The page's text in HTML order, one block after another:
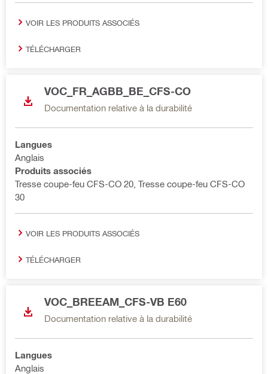
VOIR LES PRODUITS ASSOCIÉS
TÉLÉCHARGER
VOC_FR_AGBB_BE_CFS-CO
Documentation relative à la durabilité
Langues
Anglais
Produits associés
Tresse coupe-feu CFS-CO 20, Tresse coupe-feu CFS-CO
30
VOIR LES PRODUITS ASSOCIÉS
TÉLÉCHARGER
VOC_BREEAM_CFS-VB E60
Documentation relative à la durabilité
Langues
Anglais